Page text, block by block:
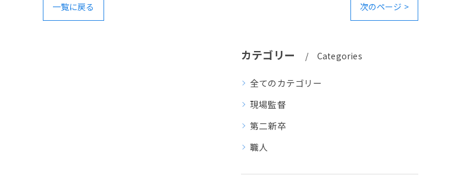
一覧に戻る 次のページ >
カテゴリー Categories
全てのカテゴリー
現場監督
第二新卒
職人